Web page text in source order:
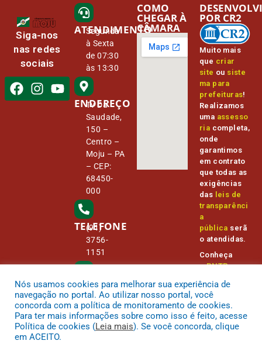
Siga-nos
nas redes
sociais
ATENDIMENTO
Segunda
à Sexta
de 07:30
às 13:30
ENDEREÇO
Tv Da
Saudade,
150 –
Centro –
Moju – PA
– CEP:
68450-
000
TELEFONE
(91)
3756-
1151
E-MAIL
camara@
cmmoju.p
a.gov.br
COMO
CHEGAR À
CÂMARA
Muito mais
que criar
site ou siste
ma para
prefeituras!
Realizamos
uma assesso
ria completa,
onde
garantimos
em contrato
que todas as
exigências
das leis de
transparênci
a
pública serã
o atendidas.
Conheça
oPNTPe
Transparênc
ia Pública
POR CR2
Nós usamos cookies para melhorar sua experiência de
navegação no portal. Ao utilizar nosso portal, você
concorda com a política de monitoramento de cookies.
Para ter mais informações sobre como isso é feito, acesse
Política de cookies (Leia mais). Se você concorda, clique
em ACEITO.